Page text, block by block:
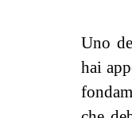
Uno
hai